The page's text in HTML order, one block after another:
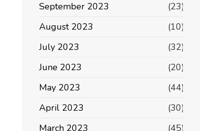
September 2023
(23)
August 2023
(10)
July 2023
(32)
June 2023
(20)
May 2023
(44)
April 2023
(30)
March 2023
(45)